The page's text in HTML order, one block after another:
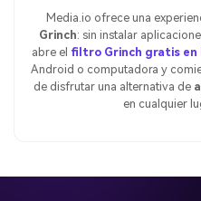
Media.io ofrece una
Grinch: sin instalar
abre el filtro Grinch gratis en
Android o computadora y
de disfrutar una alternativa de
en cualquier